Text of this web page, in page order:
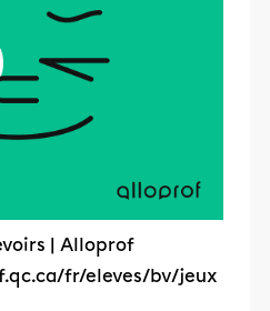
| Alloprof
fr/eleves/bv/jeux